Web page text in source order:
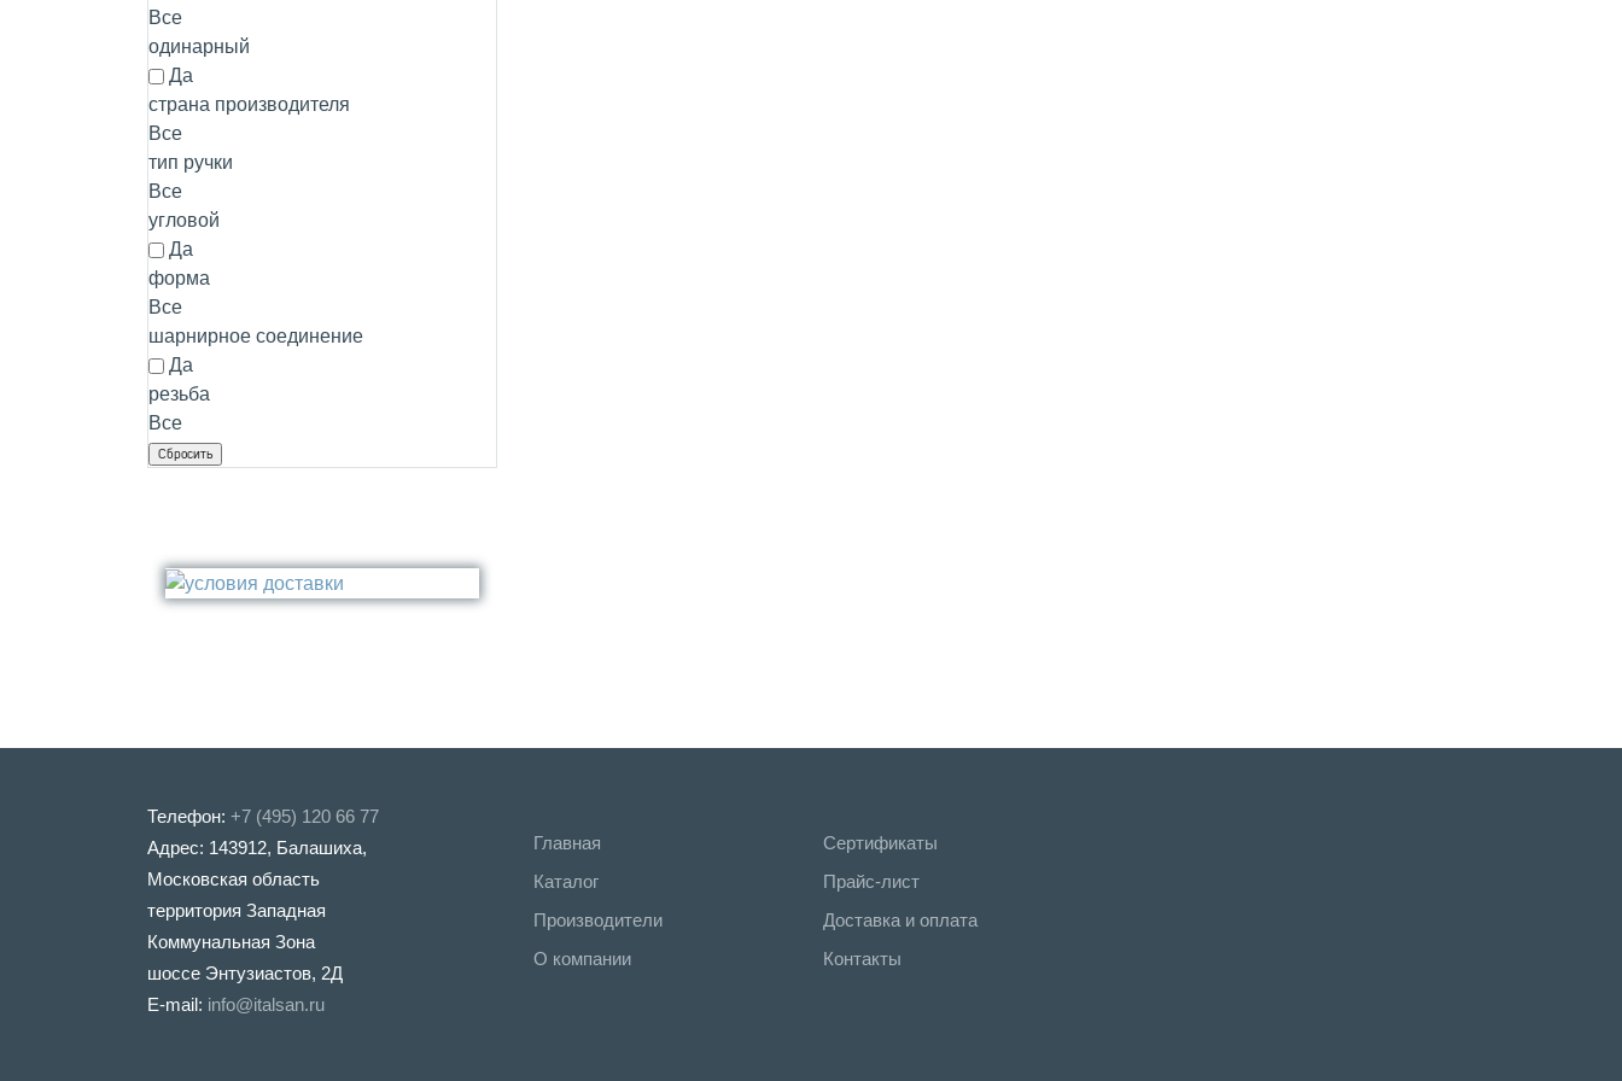
Все
одинарный
Да
страна производителя
Все
тип ручки
Все
угловой
Да
форма
Все
шарнирное соединение
Да
резьба
Все
Телефон: +7 (495) 120 66 77
Адрес: 143912, Балашиха,
Московская область
территория Западная
Коммунальная Зона
шоссе Энтузиастов, 2Д
E-mail: info@italsan.ru
Главная
Каталог
Производители
О компании
Сертификаты
Прайс-лист
Доставка и оплата
Контакты